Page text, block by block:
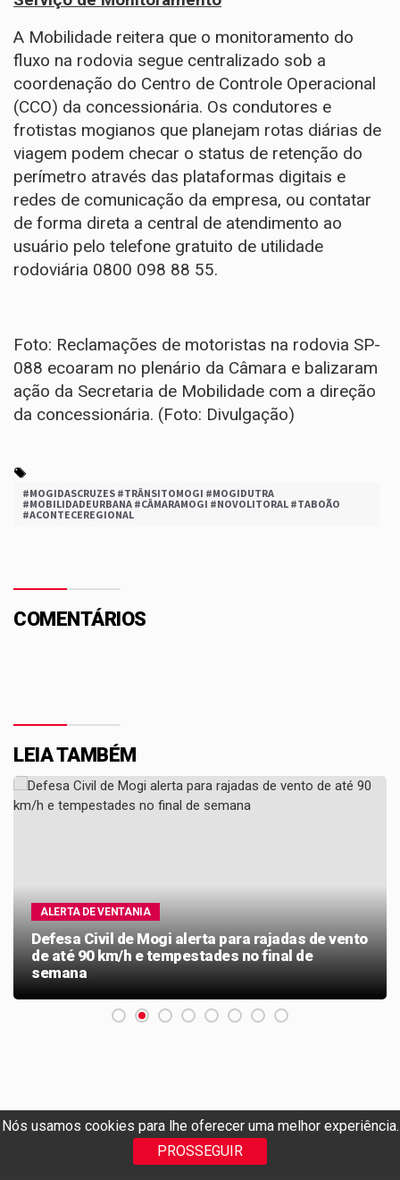
Nós usamos cookies para lhe oferecer uma melhor experiência.
PROSSEGUIR
A Mobilidade reitera que o monitoramento do
fluxo na rodovia segue centralizado sob a
coordenação do Centro de Controle Operacional
(CCO) da concessionária. Os condutores e
frotistas mogianos que planejam rotas diárias de
viagem podem checar o status de retenção do
perímetro através das plataformas digitais e
redes de comunicação da empresa, ou contatar
de forma direta a central de atendimento ao
usuário pelo telefone gratuito de utilidade
rodoviária 0800 098 88 55.
Foto: Reclamações de motoristas na rodovia SP-
088 ecoaram no plenário da Câmara e balizaram
ação da Secretaria de Mobilidade com a direção
da concessionária. (Foto: Divulgação)
#MOGIDASCRUZES #TRÂNSITOMOGI #MOGIDUTRA
#MOBILIDADEURBANA #CÂMARAMOGI #NOVOLITORAL #TABOÃO
#ACONTECEREGIONAL
COMENTÁRIOS
LEIA TAMBÉM
ALERTA DE VENTANIA
Defesa Civil de Mogi alerta para rajadas de vento
de até 90 km/h e tempestades no final de
semana